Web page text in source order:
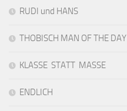
RUDI und HANS
THOBISCH MAN OF THE DAY
KLASSE STATT MASSE
ENDLICH